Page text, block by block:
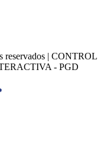
reservados | CONTROL
- PGD